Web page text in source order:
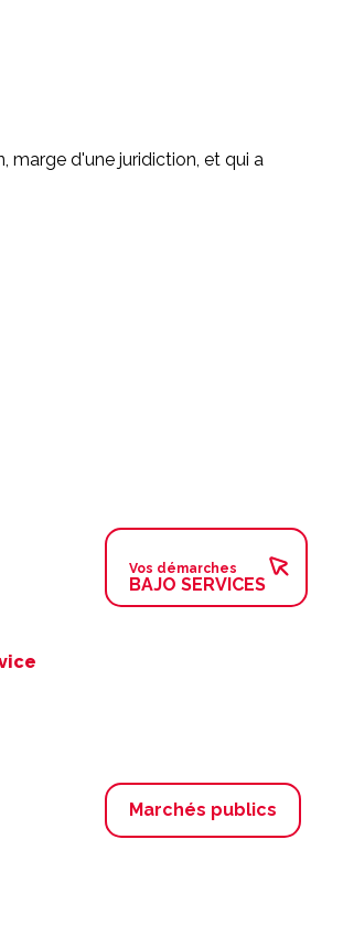
marge d'une juridiction, et qui a
Vos démarches
BAJO SERVICES
Marchés publics